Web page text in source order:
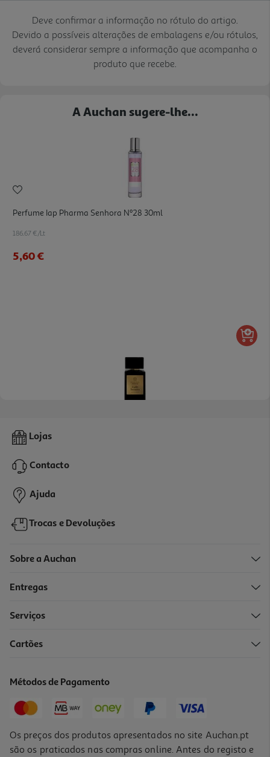
Deve confirmar a informação no rótulo do artigo.
Devido a possíveis alterações de embalagens e/ou rótulos,
deverá considerar sempre a informação que acompanha o
produto que recebe.
A Auchan sugere-lhe...
Perfume Iap Pharma Senhora Nº28 30ml
186.67 €/Lt
5,60 €
Perfume Iap Pharma Essenza Caffè Incanto 100ml
17,95 €
Lojas
Contacto
Ajuda
Trocas e Devoluções
Sobre a Auchan
Entregas
Serviços
Cartões
Métodos de Pagamento
Os preços dos produtos apresentados no site Auchan.pt
são os praticados nas compras online. Antes do registo e